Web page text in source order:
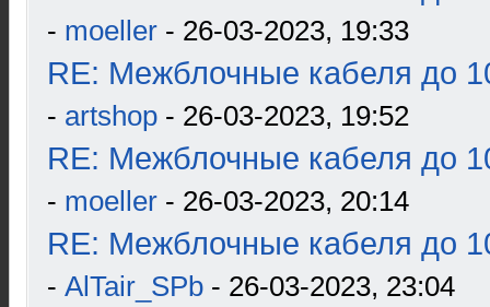
- moeller - 26-03-2023, 19:33
RE: Межблочные кабеля до
- artshop - 26-03-2023, 19:52
RE: Межблочные кабеля до
- moeller - 26-03-2023, 20:14
RE: Межблочные кабеля до
- AlTair_SPb - 26-03-2023, 23:04